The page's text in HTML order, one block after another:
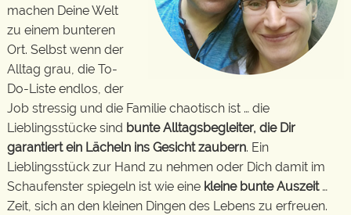
machen Deine Welt
zu einem bunteren
Ort. Selbst wenn der
Alltag grau, die To-
Do-Liste endlos, der
Job stressig und die Familie chaotisch ist … die
Lieblingsstücke sind bunte Alltagsbegleiter, die Dir
garantiert ein Lächeln ins Gesicht zaubern. Ein
Lieblingsstück zur Hand zu nehmen oder Dich damit im
Schaufenster spiegeln ist wie eine kleine bunte Auszeit…
Zeit, sich an den kleinen Dingen des Lebens zu erfreuen.